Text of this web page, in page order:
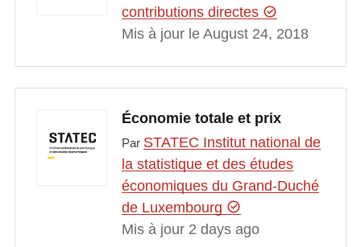
contributions directes
Mis à jour le August 24, 2018
Économie totale et prix
Par STATEC Institut national de
la statistique et des études
économiques du Grand-Duché
de Luxembourg
Mis à jour 2 days ago